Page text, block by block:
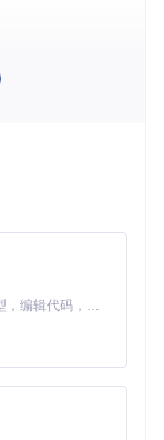
、删除用户和
首页、登录/注册
个人主页。
和Fetch的p
Claude Code 的开源替代方案。连接任意大模型，编辑代码，运行命令，自动验证 — 全自动执行。用 Rust 构建，极致性能。 ｜ An open-source alternative to Claude Code. Connect any LLM, edit code, run commands, and verify changes — autonomously. Built in Rust for speed. Get Started